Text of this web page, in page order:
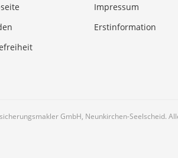
Impressum
Erstinformation
GmbH, Neunkirchen-Seelscheid.